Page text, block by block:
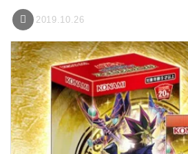
2019.10.26